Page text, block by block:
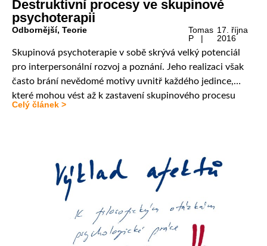
Destruktivní procesy ve skupinové
psychoterapii
Odbornější, Teorie
Tomas
P |
17. října
2016
Skupinová psychoterapie v sobě skrývá velký potenciál
pro interpersonální rozvoj a poznání. Jeho realizaci však
často brání nevědomé motivy uvnitř každého jedince,
které mohou vést až k zastavení skupinového procesu
nebo k rozpadu skupiny. V následujícím textu se pokusím
Celý článek >